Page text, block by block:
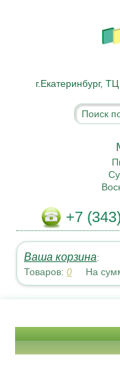
г.Екатеринбург,
+7
Ваша корзина:
Товаров:0 На